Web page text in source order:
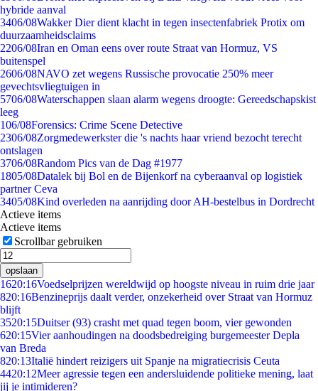
hybride aanval
3406/08Wakker Dier dient klacht in tegen insectenfabriek Protix om
duurzaamheidsclaims
2206/08Iran en Oman eens over route Straat van Hormuz, VS
buitenspel
2606/08NAVO zet wegens Russische provocatie 250% meer
gevechtsvliegtuigen in
5706/08Waterschappen slaan alarm wegens droogte: Gereedschapskist
leeg
106/08Forensics: Crime Scene Detective
2306/08Zorgmedewerkster die 's nachts haar vriend bezocht terecht
ontslagen
3706/08Random Pics van de Dag #1977
1805/08Datalek bij Bol en de Bijenkorf na cyberaanval op logistiek
partner Ceva
3405/08Kind overleden na aanrijding door AH-bestelbus in Dordrecht
Actieve items
Actieve items
Scrollbar gebruiken
opslaan
1620:16Voedselprijzen wereldwijd op hoogste niveau in ruim drie jaar
820:16Benzineprijs daalt verder, onzekerheid over Straat van Hormuz
blijft
3520:15Duitser (93) crasht met quad tegen boom, vier gewonden
620:15Vier aanhoudingen na doodsbedreiging burgemeester Depla
van Breda
820:13Italië hindert reizigers uit Spanje na migratiecrisis Ceuta
4420:12Meer agressie tegen een andersluidende politieke mening, laat
jij je intimideren?